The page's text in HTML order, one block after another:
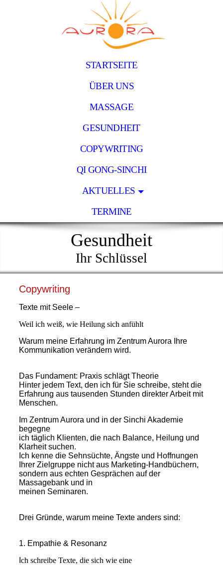
STARTSEITE
ÜBER UNS
MASSAGE
GESUNDHEIT
COPYWRITING
QI GONG-SINCHI
AKTUELLES
TERMINE
Gesundheit
Ihr Schlüssel
Copywriting
Texte mit Seele –
Weil ich weiß, wie Heilung sich anfühlt
Warum meine Erfahrung im Zentrum Aurora Ihre
Kommunikation verändern wird.
Das Fundament: Praxis schlägt Theorie
Hinter jedem Text, den ich für Sie schreibe, steht die
Erfahrung aus tausenden Stunden direkter Arbeit mit
Menschen.
Im Zentrum Aurora und in der Sinchi Akademie
begegne
ich täglich Klienten, die nach Balance, Heilung und
Klarheit suchen.
Ich kenne die Sehnsüchte, Ängste und Hoffnungen
Ihrer Zielgruppe nicht aus Marketing-Handbüchern,
sondern aus echten Gesprächen auf der
Massagebank und in
meinen Seminaren.
Drei Gründe, warum meine Texte anders sind:
1. Empathie & Resonanz
ch schreibe Texte, die sich wie eine